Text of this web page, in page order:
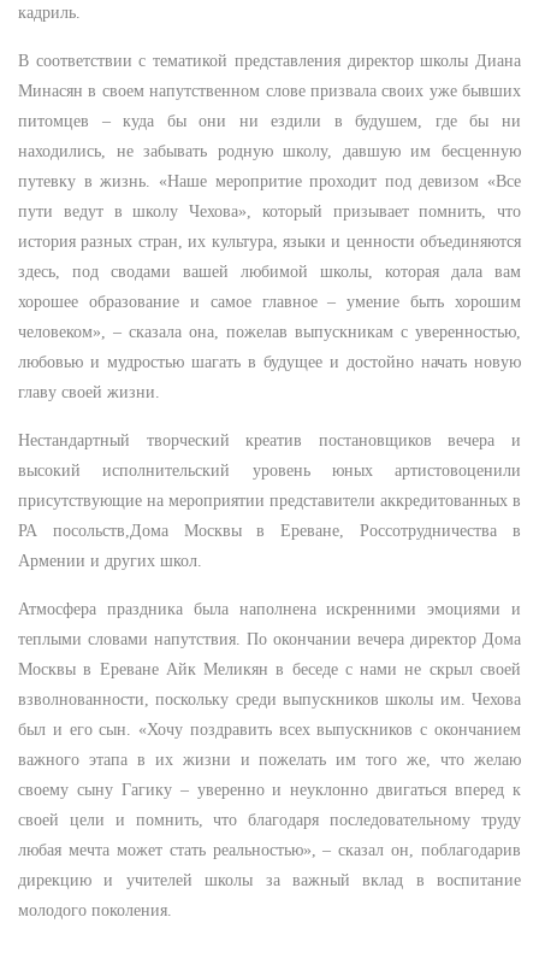
кадриль.
В соответствии с тематикой представления директор школы Диана
Минасян в своем напутственном слове призвала своих уже бывших
питомцев – куда бы они ни ездили в будушем, где бы ни
находились, не забывать родную школу, давшую им бесценную
путевку в жизнь. «Наше меропритие проходит под девизом «Все
пути ведут в школу Чехова», который призывает помнить, что
история разных стран, их культура, языки и ценности объединяются
здесь, под сводами вашей любимой школы, которая дала вам
хорошее образование и самое главное – умение быть хорошим
человеком», – сказала она, пожелав выпускникам с уверенностью,
любовью и мудростью шагать в будущее и достойно начать новую
главу своей жизни.
Нестандартный творческий креатив постановщиков вечера и
высокий исполнительский уровень юных артистовоценили
присутствующие на мероприятии представители аккредитованных в
РА посольств,Дома Москвы в Ереване, Россотрудничества в
Армении и других школ.
Атмосфера праздника была наполнена искренними эмоциями и
теплыми словами напутствия. По окончании вечера директор Дома
Москвы в Ереване Айк Меликян в беседе с нами не скрыл своей
взволнованности, поскольку среди выпускников школы им. Чехова
был и его сын. «Хочу поздравить всех выпускников с окончанием
важного этапа в их жизни и пожелать им того же, что желаю
своему сыну Гагику – уверенно и неуклонно двигаться вперед к
своей цели и помнить, что благодаря последовательному труду
любая мечта может стать реальностью», – сказал он, поблагодарив
дирекцию и учителей школы за важный вклад в воспитание
молодого поколения.